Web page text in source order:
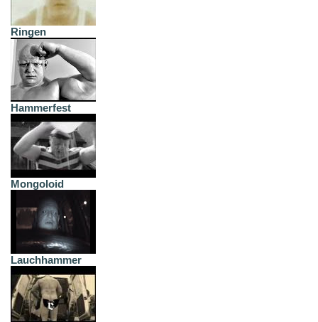
Ringen
Hammerfest
Mongoloid
Lauchhammer